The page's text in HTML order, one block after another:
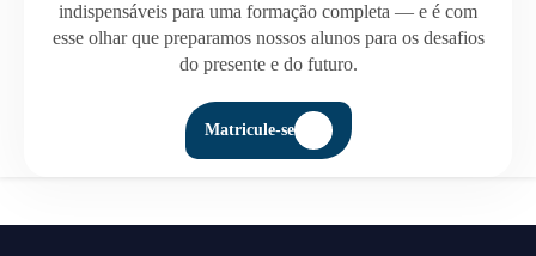
indispensáveis para uma formação completa — e é com
esse olhar que preparamos nossos alunos para os desafios
do presente e do futuro.
Matricule-se